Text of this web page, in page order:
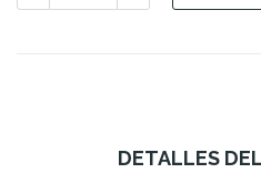
DETALLES